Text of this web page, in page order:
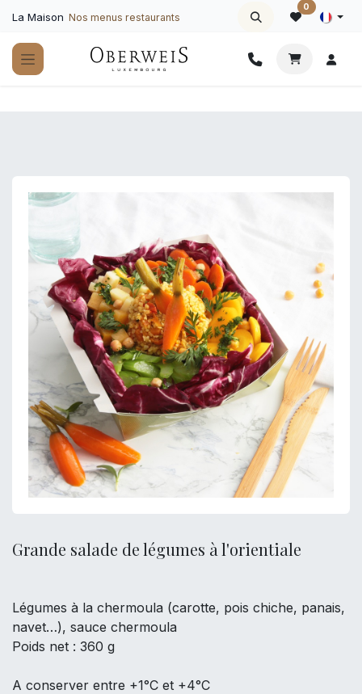
La Maison Nos menus restaurants
0
Grande salade de légumes à l'orientiale
Légumes à la chermoula (carotte, pois chiche, panais,
navet…), sauce chermoula
Poids net : 360 g
A conserver entre +1°C et +4°C